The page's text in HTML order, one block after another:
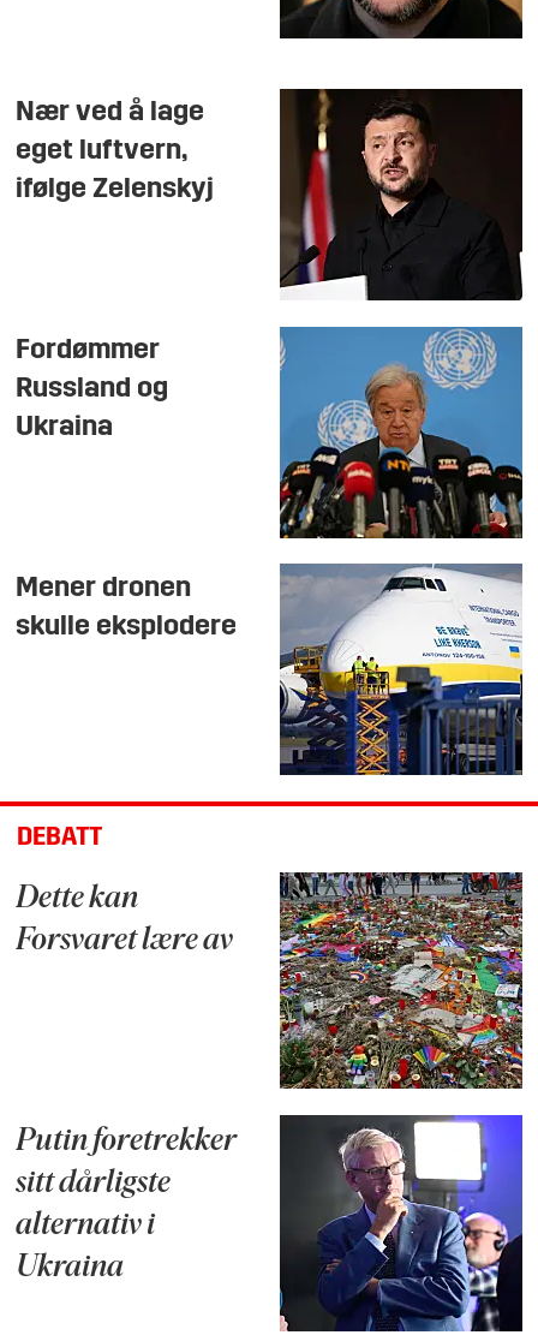
Nær ved å lage
eget luftvern,
ifølge Zelenskyj
Fordømmer
Russland og
Ukraina
Mener dronen
skulle eksplodere
DEBATT
Dette kan
Forsvaret lære av
Putin foretrekker
sitt dårligste
alternativ i
Ukraina